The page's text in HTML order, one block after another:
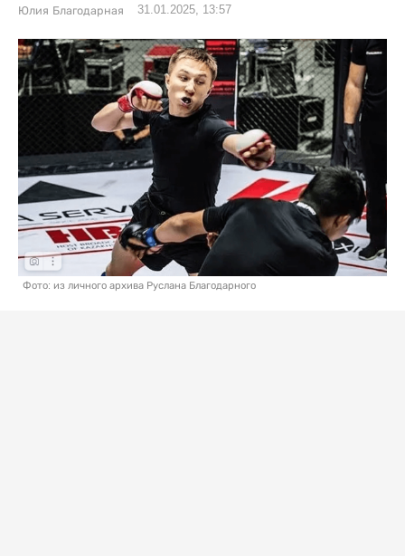
Юлия Благодарная 31.01.2025, 13:57
Фото: из личного архива Руслана Благодарного